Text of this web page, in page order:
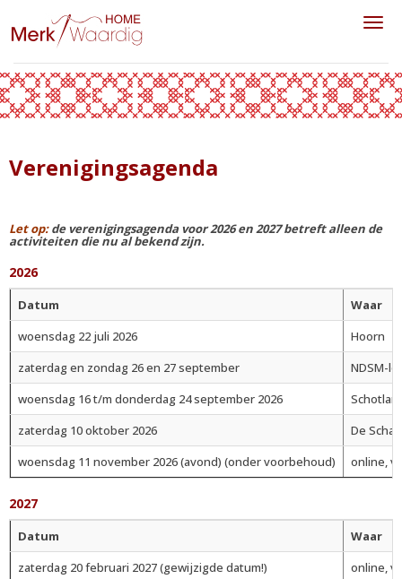
Verenigingsagenda
Let op:de verenigingsagenda voor 2026 en 2027 betreft alleen de
activiteiten die nu al bekend zijn.
2026
Datum
Waar
woensdag 22 juli 2026
Hoorn
zaterdag en zondag 26 en 27 september
NDSM-
woensdag 16 t/m donderdag 24 september 2026
zaterdag 10 oktober 2026
De
woensdag 11 november 2026 (avond) (onder voorbehoud)
online,
2027
Datum
Waar
zaterdag 20 februari 2027 (gewijzigde datum!)
online,